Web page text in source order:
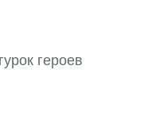
героев